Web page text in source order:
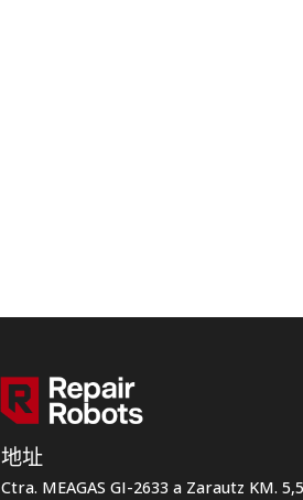
地址
Ctra. MEAGAS GI-2633 a Zarautz KM.